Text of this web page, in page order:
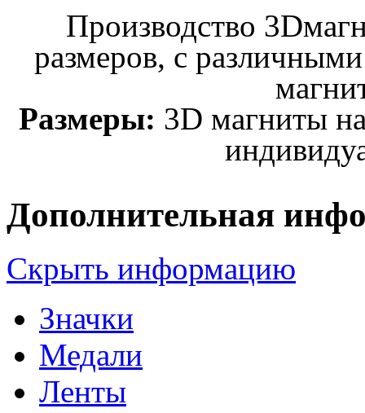
Производство 3D
размеров, с
Размеры: 3D магниты
Дополнительная
Скрыть информацию
Значки
Медали
Ленты